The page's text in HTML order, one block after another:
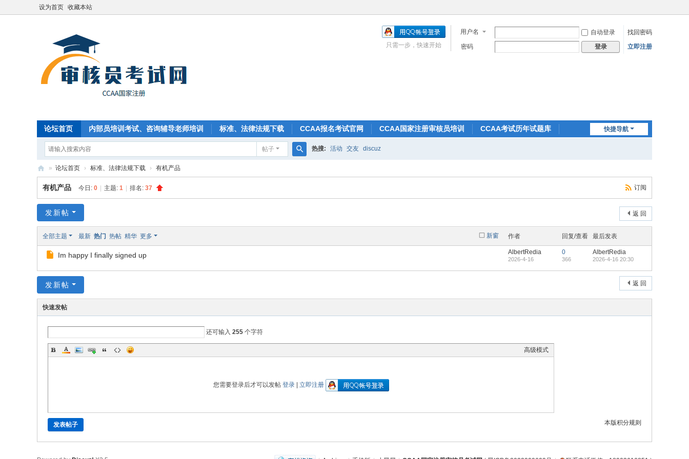
设为首页 收藏本站
用户名 自动登录
找回密码
密码
登录 立即注册
只需一步，快速开始
快捷导航
论坛首页 内部员培训考试、咨询辅导老师培训 标准、法律法规下载 CCAA报名考试官网 CCAA国家注册审核员培训 CCAA考试历年试题库
CCAA国家注册审核员新手入门 帖子
索
热搜: 活动 交友 discuz
C
A
注
审
核
» 论坛首页 › 标准、法律法规下载 › 有机产品
订阅
有机产品 今日: 0 主题: 1 排名: 37
返 回
发新帖
新窗
全部主题 最新 热门 热帖 精华 更多 作者 回复/查看 最后发表
Im happy I finally signed up AlbertRedia
2026-4-16
0
366
AlbertRedia
2026-4-16 20:30
返 回
发新帖
快速发帖
还可输入 255 个字符
高级模式
您需要登录后才可以发帖 登录| 立即注册
本版积分规则
发表帖子